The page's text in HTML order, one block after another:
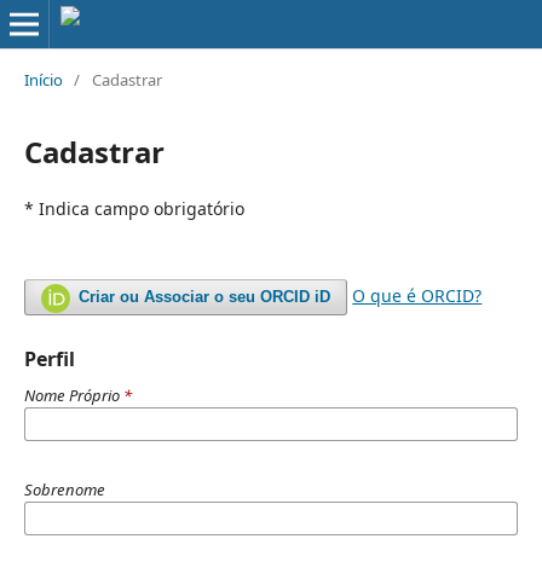
Início / Cadastrar
Cadastrar
* Indica campo obrigatório
Criar ou Associar o seu ORCID iD O que é ORCID?
Perfil
Nome Próprio *
Sobrenome